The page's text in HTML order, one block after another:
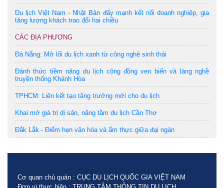
Du lịch Việt Nam - Nhật Bản đẩy mạnh kết nối doanh nghiệp, gia
tăng lượng khách trao đổi hai chiều
CÁC ĐỊA PHƯƠNG
Đà Nẵng: Mở lối du lịch xanh từ công nghệ sinh thái
Đánh thức tiềm năng du lịch cộng đồng ven biển và làng nghề
truyền thống Khánh Hòa
TPHCM: Liên kết tạo tăng trưởng mới cho du lịch
Khai mở giá trị di sản, nâng tầm du lịch Cần Thơ
Đắk Lắk - Điểm hẹn văn hóa và ẩm thực giữa đại ngàn
Cơ quan chủ quản : CỤC DU LỊCH QUỐC GIA VIỆT NAM